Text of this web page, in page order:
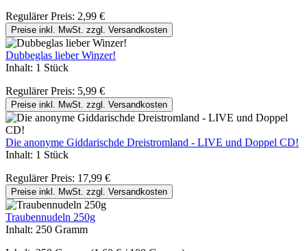
Regulärer Preis: 2,99 €
Preise inkl. MwSt. zzgl. Versandkosten
Dubbeglas lieber Winzer!
Inhalt: 1 Stück
Regulärer Preis: 5,99 €
Preise inkl. MwSt. zzgl. Versandkosten
Die anonyme Giddarischde Dreistromland - LIVE und Doppel CD!
Inhalt: 1 Stück
Regulärer Preis: 17,99 €
Preise inkl. MwSt. zzgl. Versandkosten
Traubennudeln 250g
Inhalt: 250 Gramm